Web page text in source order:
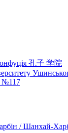
孔子 学院
№117
/ Шанхай-